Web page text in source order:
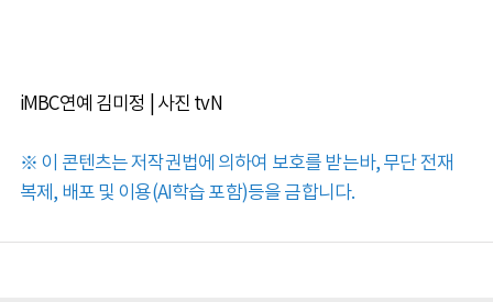
iMBC연예 김미정 | 사진 tvN
※ 이 콘텐츠는 저작권법에 의하여 보호를 받는바, 무단 전재
복제, 배포 및 이용(AI학습 포함)등을 금합니다.